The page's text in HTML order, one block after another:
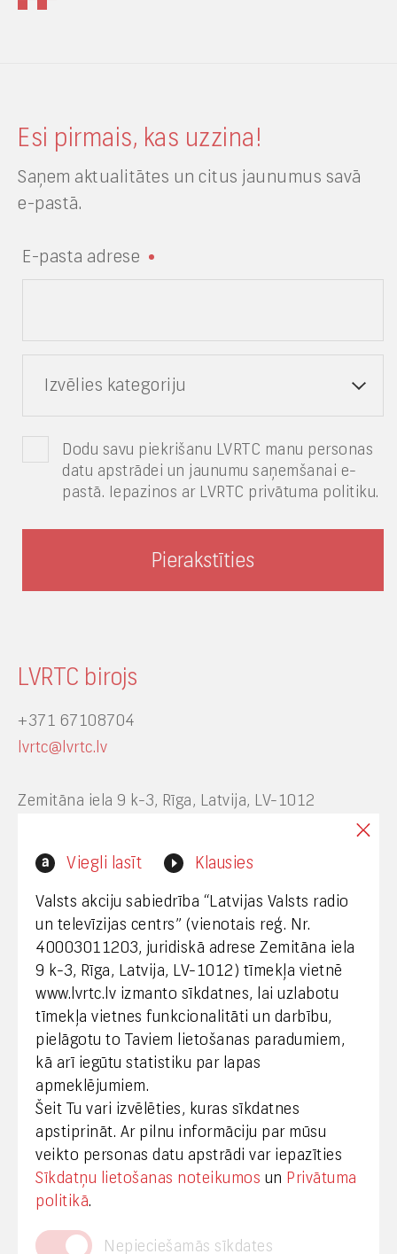
Viegli lasīt Klausies
Valsts akciju sabiedrība “Latvijas Valsts radio
un televīzijas centrs” (vienotais reģ. Nr.
40003011203, juridiskā adrese Zemitāna iela
9 k-3, Rīga, Latvija, LV-1012) tīmekļa vietnē
www.lvrtc.lv izmanto sīkdatnes, lai uzlabotu
tīmekļa vietnes funkcionalitāti un darbību,
pielāgotu to Taviem lietošanas paradumiem,
kā arī iegūtu statistiku par lapas
apmeklējumiem.
Šeit Tu vari izvēlēties, kuras sīkdatnes
apstiprināt. Ar pilnu informāciju par mūsu
veikto personas datu apstrādi var iepazīties
Sīkdatņu lietošanas noteikumos un Privātuma
politikā.
Nepieciešamās sīkdates
Esi pirmais, kas uzzina!
Saņem aktualitātes un citus jaunumus savā
e-pastā.
E-pasta adrese
Izvēlies kategoriju
Dodu savu piekrišanu LVRTC manu personas
datu apstrādei un jaunumu saņemšanai e-
pastā. Iepazinos ar LVRTC privātuma politiku.
LVRTC birojs
+371 67108704
lvrtc@lvrtc.lv
Zemitāna iela 9 k-3, Rīga, Latvija, LV-1012
Interneta vietnes www.lvrtc.lv administrators:
Klientu apkalpošana
+371 67108787
Medijiem
+371 29665001
vineta.sprugaine@lvrtc.lv
© VAS Latvijas Valsts radio un televīzijas centrs,